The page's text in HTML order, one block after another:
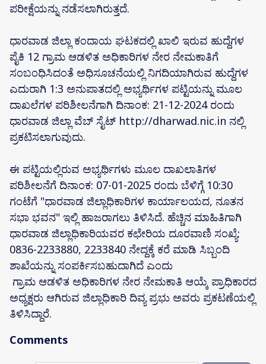
ಪರೀಕ್ಷೆಯನ್ನು ನಡೆಸಲಾಗಿರುತ್ತದೆ.
ಧಾರವಾಡ ಜಿಲ್ಲಾ ಕಂದಾಯ ಘಟಕದಲ್ಲಿ ಖಾಲಿ ಇರುವ ಹುದ್ದೆಗಳ
ಪೈಕಿ 12 ಗ್ರಾಮ ಆಡಳಿತ ಅಧಿಕಾರಿಗಳ ನೇರ ನೇಮಕಾತಿಗೆ
ಸಂಬಂಧಿಸಿದಂತೆ ಅಧಿಸೂಚನೆಯಲ್ಲಿ ನಿಗದಿಯಾಗಿರುವ ಹುದ್ದೆಗಳ
ಎದುರಾಗಿ 1:3 ಅನುಪಾತದಲ್ಲಿ ಅಭ್ಯರ್ಥಿಗಳ ಪಟ್ಟಿಯನ್ನು ಮೂಲ
ದಾಖಲೆಗಳ ಪರಿಶೀಲನೆಗಾಗಿ ದಿನಾಂಕ: 21-12-2024 ರಂದು
ಧಾರವಾಡ ಜಿಲ್ಲಾ ವೆಬ್ ಸೈಟ್ http://dharwad.nic.in ನಲ್ಲಿ
ಪ್ರಕಟಿಸಲಾಗುವುದು.
ಈ ಪಟ್ಟಿಯಲ್ಲಿರುವ ಅಭ್ಯರ್ಥಿಗಳು ಮೂಲ ದಾಖಲಾತಿಗಳ
ಪರಿಶೀಲನೆಗೆ ದಿನಾಂಕ: 07-01-2025 ರಂದು ಬೆಳಿಗ್ಗೆ 10:30
ಗಂಟೆಗೆ "ಧಾರವಾಡ ಜಿಲ್ಲಾಧಿಕಾರಿಗಳ ಕಾರ್ಯಾಲಯದ, ನೂತನ
ಸಭಾ ಭವನ" ಇಲ್ಲಿ ಹಾಜರಾಗಲು ತಿಳಿಸಿದೆ. ಹೆಚ್ಚಿನ ಮಾಹಿತಿಗಾಗಿ
ಧಾರವಾಡ ಜಿಲ್ಲಾಧಿಕಾರಿಯವರ ಕಛೇರಿಯ ದೂರವಾಣಿ ಸಂಖ್ಯೆ:
0836-2233880, 2233840 ನೇದ್ದಕ್ಕೆ ಕರೆ ಮಾಡಿ ಸಿಬ್ಬಂದಿ
ಶಾಖೆಯನ್ನು ಸಂಪರ್ಕಿಸಬಹುದಾಗಿದೆ ಎಂದು
ಗ್ರಾಮ ಆಡಳಿತ ಅಧಿಕಾರಿಗಳ ನೇರ ನೇಮಕಾತಿ ಆಯ್ಕೆ ಪ್ರಾಧಿಕಾರದ
ಅಧ್ಯಕ್ಷರು ಆಗಿರುವ ಜಿಲ್ಲಾಧಿಕಾರಿ ದಿವ್ಯ ಪ್ರಭು ಅವರು ಪ್ರಕಟಣೆಯಲ್ಲಿ
ತಿಳಿಸಿದ್ದಾರೆ.
Comments